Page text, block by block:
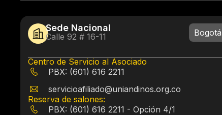
Sede Nacional
Calle 92 # 16-11 Bogotá
Centro de Servicio al Asociado
PBX: (601) 616 2211
servicioafiliado@uniandinos.org.co
Reserva de salones:
PBX: (601) 616 2211 - Opción 4/1